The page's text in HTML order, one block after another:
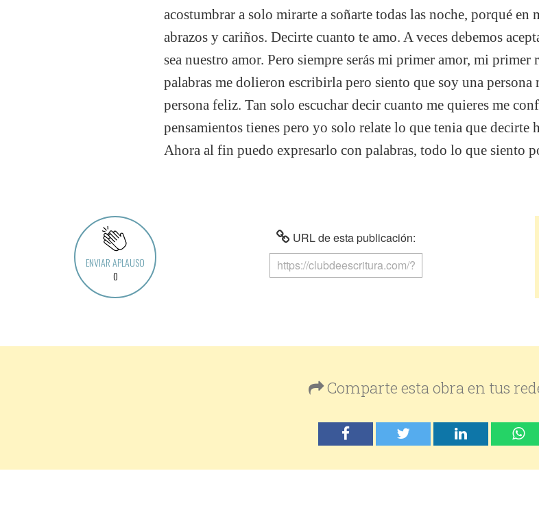
acostumbrar a solo mirarte a soñarte todas las noche, porqué en
abrazos y cariños. Decirte cuanto te amo. A veces debemos
sea nuestro amor. Pero siempre serás mi primer amor, mi
palabras me dolieron escribirla pero siento que soy una
persona feliz. Tan solo escuchar decir cuanto me quieres me
pensamientos tienes pero yo solo relate lo que tenia que decirte
Ahora al fin puedo expresarlo con palabras, todo lo que siento
ENVIAR APLAUSO
0
URL de esta publicación:
Comparte esta obra en tus